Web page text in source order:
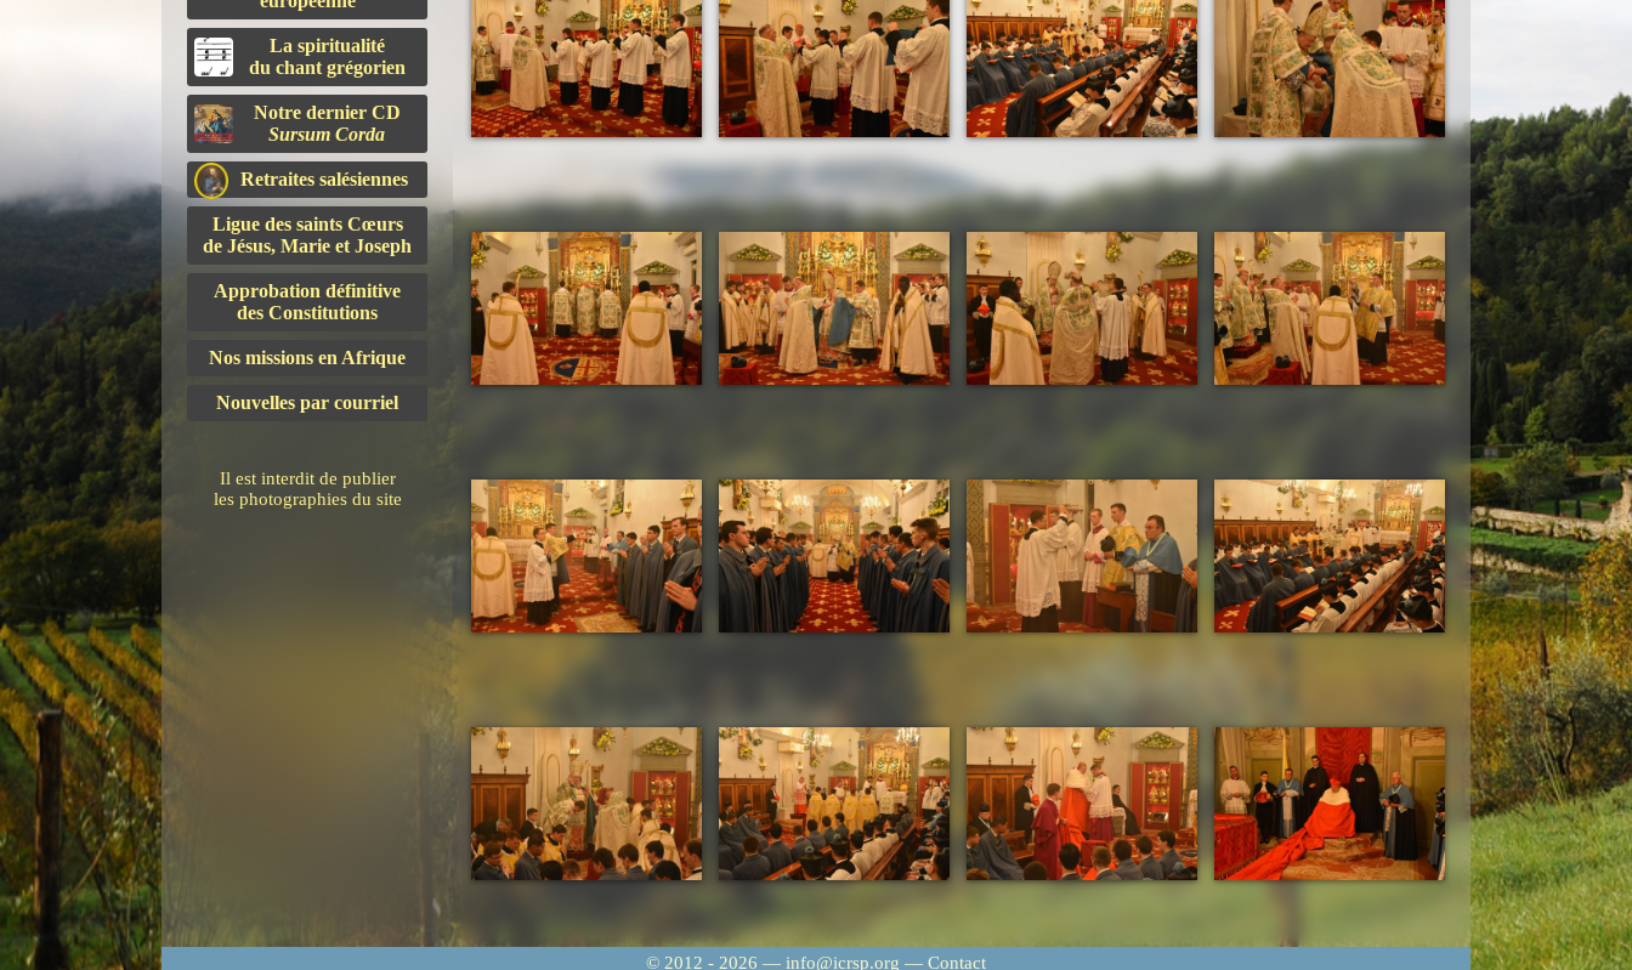
La spiritualité
du chant grégorien
Notre dernier CD
Sursum Corda
Retraites salésiennes
Ligue des saints Cœurs
de Jésus, Marie et Joseph
Approbation définitive
des Constitutions
Nos missions en Afrique
Nouvelles par courriel
Il est interdit de publier
les photographies du site
© 2012 - 2026 — info@icrsp.org — Contact